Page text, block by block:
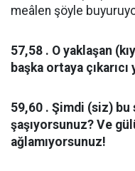
meâlen şöyle
57,58 . O yaklaşan
başka ortaya
59,60 . Şimdi (siz) bu
şaşıyorsunuz? Ve
ağlamıyorsunuz!